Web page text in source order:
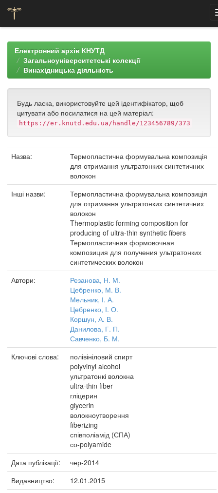
navigationЕлектронний архів КНУТД
Загальноуніверситетські колекції
Винахідницька діяльність
Будь ласка, використовуйте цей ідентифікатор, щоб
цитувати або посилатися на цей матеріал:
https://er.knutd.edu.ua/handle/123456789/373
Назва:
Термопластична формувальна композиція
для отримання ультратонких синтетичних
волокон
Інші назви:
Термопластична формувальна композиція
для отримання ультратонких синтетичних
волокон
Thermoplastic forming composition for
producing of ultra-thin synthetic fibers
Термопластичная формовочная
композиция для получения ультратонких
синтетических волокон
Автори:
Резанова, Н. М.
Цебренко, М. В.
Мельник, І. А.
Цебренко, І. О.
Коршун, А. В.
Данилова, Г. П.
Савченко, Б. М.
Ключові слова:
полівініловий спирт
polyvinyl alcohol
ультратонкі волокна
ultra-thin fiber
гліцерин
glycerin
волокноутворення
fiberizing
співполіамід (СПА)
со-polyamide
Дата публікації:
чер-2014
Видавництво:
12.01.2015